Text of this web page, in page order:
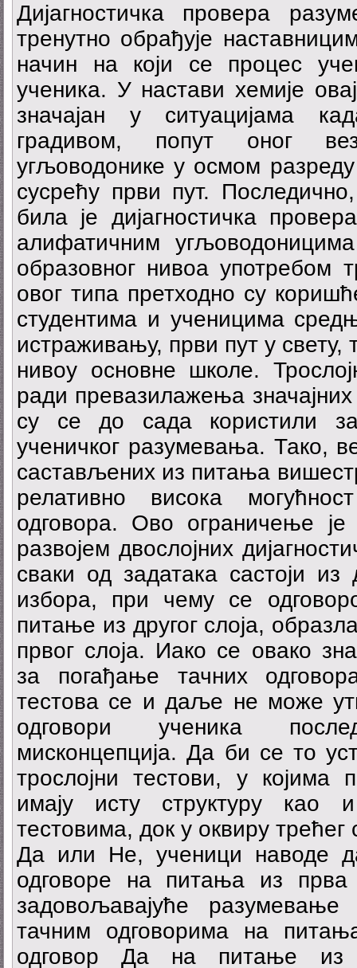
Дијагностичка провера
тренутно обрађује
начин на који се процес
ученика. У настави хемије
значајан у ситуацијама
градивом, попут оног
угљоводонике у осмом
сусрећу први пут.
била је дијагностичка
алифатичним
образовног нивоа употребом
овог типа претходно су
студентима и ученицима
истраживању, први пут у
нивоу основне школе.
ради превазилажења
су се до сада користили за
ученичког разумевања. Тако,
састављених из питања
релативно висока
одговора. Ово ограничење
развојем двослојних
сваки од задатака састоји
избора, при чему се
питање из другог слоја,
првог слоја. Иако се овако
за погађање тачних
тестова се и даље не може
одговори ученика
мисконцепција. Да би се то
трослојни тестови, у којима
имају исту структуру као
тестовима, док у оквиру
Да или Не, ученици наводе
одговоре на питања из прва
задовољавајуће
тачним одговорима на
одговор Да на питање из